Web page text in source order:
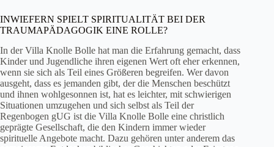
INWIEFERN SPIELT SPIRITUALITÄT BEI DER
TRAUMAPÄDAGOGIK EINE ROLLE?
In der Villa Knolle Bolle hat man die Erfahrung gemacht, dass
Kinder und Jugendliche ihren eigenen Wert oft eher erkennen,
wenn sie sich als Teil eines Größeren begreifen. Wer davon
ausgeht, dass es jemanden gibt, der die Menschen beschützt
und ihnen wohlgesonnen ist, hat es leichter, mit schwierigen
Situationen umzugehen und sich selbst als Teil der
Regenbogen gUG ist die Villa Knolle Bolle eine christlich
geprägte Gesellschaft, die den Kindern immer wieder
spirituelle Angebote macht. Dazu gehören unter anderem das